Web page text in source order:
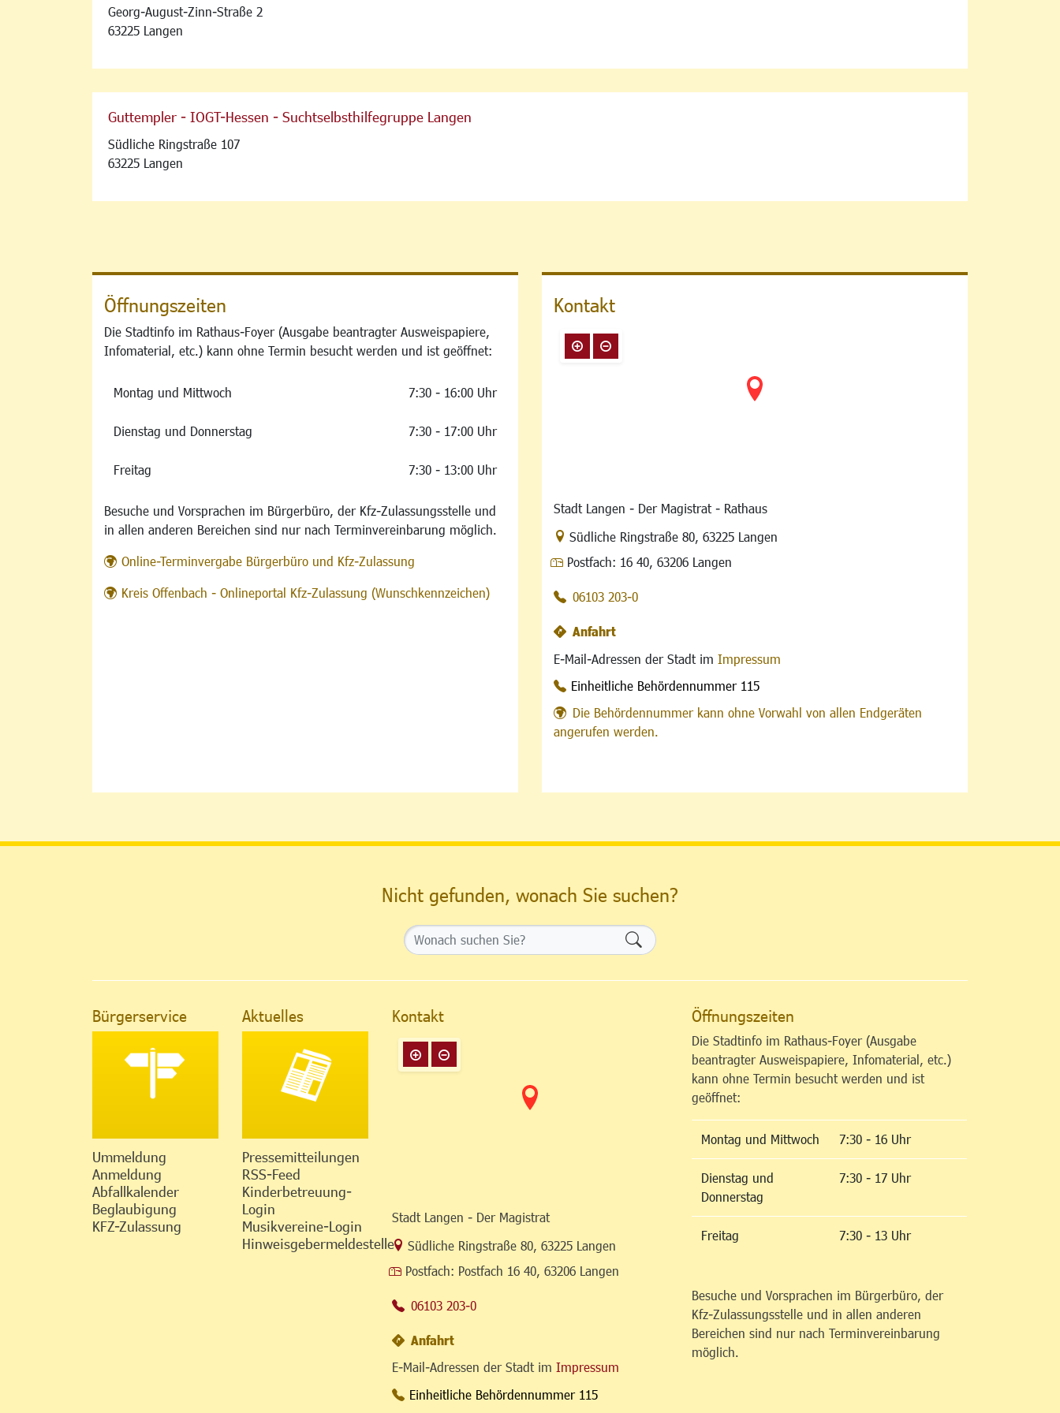
Georg-August-Zinn-Straße 2
63225 Langen
Guttempler - IOGT-Hessen - Suchtselbsthilfegruppe Langen
Südliche Ringstraße 107
63225 Langen
Öffnungszeiten
Die Stadtinfo im Rathaus-Foyer (Ausgabe beantragter Ausweispapiere,
Infomaterial, etc.) kann ohne Termin besucht werden und ist geöffnet:
Montag und Mittwoch 7:30 - 16:00 Uhr
Dienstag und Donnerstag 7:30 - 17:00 Uhr
Freitag 7:30 - 13:00 Uhr
Besuche und Vorsprachen im Bürgerbüro, der Kfz-Zulassungsstelle und
in allen anderen Bereichen sind nur nach Terminvereinbarung möglich.
Online-Terminvergabe Bürgerbüro und Kfz-Zulassung
Kreis Offenbach - Onlineportal Kfz-Zulassung (Wunschkennzeichen)
Kontakt
Stadt Langen - Der Magistrat - Rathaus
Link zur Google-Maps Navigation
Südliche Ringstraße 80, 63225 Langen
Postfach: 16 40, 63206 Langen
06103 203-0
Anfahrt
E-Mail-Adressen der Stadt im Impressum
Einheitliche Behördennummer 115
Die Behördennummer kann ohne Vorwahl von allen Endgeräten
angerufen werden.
Nicht gefunden, wonach Sie suchen?
Formularschaltfläche
Bürgerservice
Ummeldung
Anmeldung
Abfallkalender
Beglaubigung
KFZ-Zulassung
Aktuelles
Pressemitteilungen
RSS-Feed
Kinderbetreuung-
Login
Musikvereine-Login
Hinweisgebermeldestelle
Kontakt
Stadt Langen - Der Magistrat
Link zur Google-Maps Navigation
Südliche Ringstraße 80 63225 Langen
Postfach: Postfach 16 40, 63206 Langen
06103 203-0
Anfahrt
E-Mail-Adressen der Stadt im Impressum
Einheitliche Behördennummer 115
Öffnungszeiten
Die Stadtinfo im Rathaus-Foyer (Ausgabe
beantragter Ausweispapiere, Infomaterial, etc.)
kann ohne Termin besucht werden und ist
geöffnet:
Montag und Mittwoch 7:30 - 16 Uhr
Dienstag und
Donnerstag
7:30 - 17 Uhr
Freitag 7:30 - 13 Uhr
Besuche und Vorsprachen im Bürgerbüro, der
Kfz-Zulassungsstelle und in allen anderen
Bereichen sind nur nach Terminvereinbarung
möglich.